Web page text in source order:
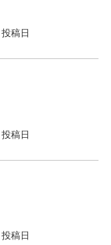
投稿日
投稿日
投稿日